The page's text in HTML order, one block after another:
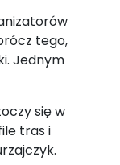
tego,
Jednym
się w
tras i